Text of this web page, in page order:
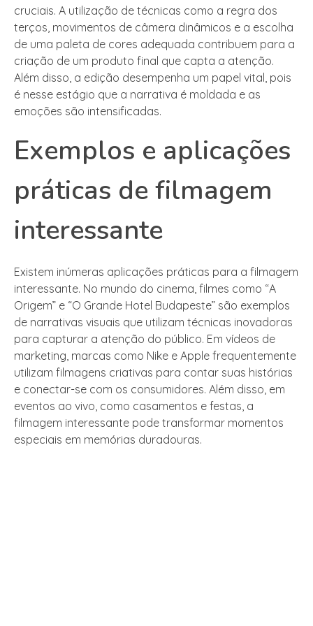
cruciais. A utilização de técnicas como a regra dos
terços, movimentos de câmera dinâmicos e a escolha
de uma paleta de cores adequada contribuem para a
criação de um produto final que capta a atenção.
Além disso, a edição desempenha um papel vital, pois
é nesse estágio que a narrativa é moldada e as
emoções são intensificadas.
Exemplos e aplicações
práticas de filmagem
interessante
Existem inúmeras aplicações práticas para a filmagem
interessante. No mundo do cinema, filmes como “A
Origem” e “O Grande Hotel Budapeste” são exemplos
de narrativas visuais que utilizam técnicas inovadoras
para capturar a atenção do público. Em vídeos de
marketing, marcas como Nike e Apple frequentemente
utilizam filmagens criativas para contar suas histórias
e conectar-se com os consumidores. Além disso, em
eventos ao vivo, como casamentos e festas, a
filmagem interessante pode transformar momentos
especiais em memórias duradouras.